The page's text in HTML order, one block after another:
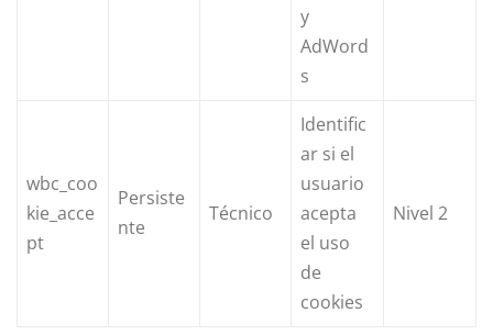
y
AdWord
s
wbc_coo
kie_acce
pt
Persiste
nte
Técnico
Identific
ar si el
usuario
acepta
el uso
de
cookies
Nivel 2